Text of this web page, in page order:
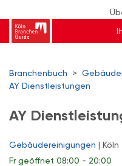
Branchenbuch >
AY Dienstleistungen
AY
Gebäudereinigungen | Köln
Frgeöffnet 08:00 - 20:00